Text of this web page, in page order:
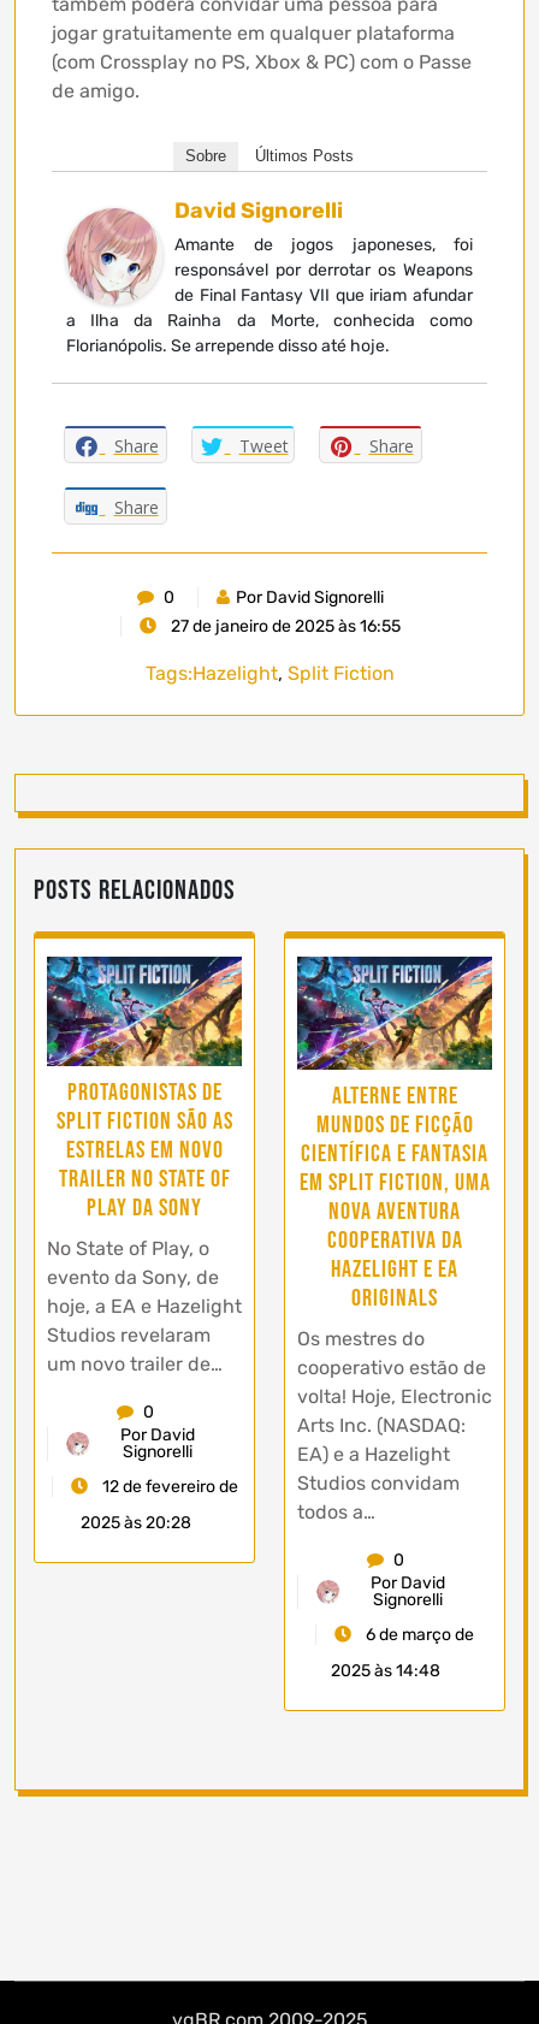
jogar gratuitamente em qualquer plataforma
(com Crossplay no PS, Xbox & PC) com o Passe
de amigo.
Sobre Últimos Posts
David Signorelli
Amante de jogos japoneses, foi
responsável por derrotar os Weapons
de Final Fantasy VII que iriam afundar
a Ilha da Rainha da Morte, conhecida como
Florianópolis. Se arrepende disso até hoje.
Share Tweet Share
Share
0
Por David Signorelli
27 de janeiro de 2025 às 16:55
Tags:Hazelight, Split Fiction
Posts Relacionados
Protagonistas de
Split Fiction São as
Estrelas em Novo
Trailer no State of
Play da Sony
No State of Play, o
evento da Sony, de
hoje, a EA e Hazelight
Studios revelaram
um novo trailer de…
0
Por David
Signorelli
12 de fevereiro de
2025 às 20:28
Alterne entre
mundos de ficção
científica e fantasia
em Split Fiction, uma
nova aventura
cooperativa da
Hazelight e EA
Originals
Os mestres do
cooperativo estão de
volta! Hoje, Electronic
Arts Inc. (NASDAQ:
EA) e a Hazelight
Studios convidam
todos a…
0
Por David
Signorelli
6 de março de
2025 às 14:48